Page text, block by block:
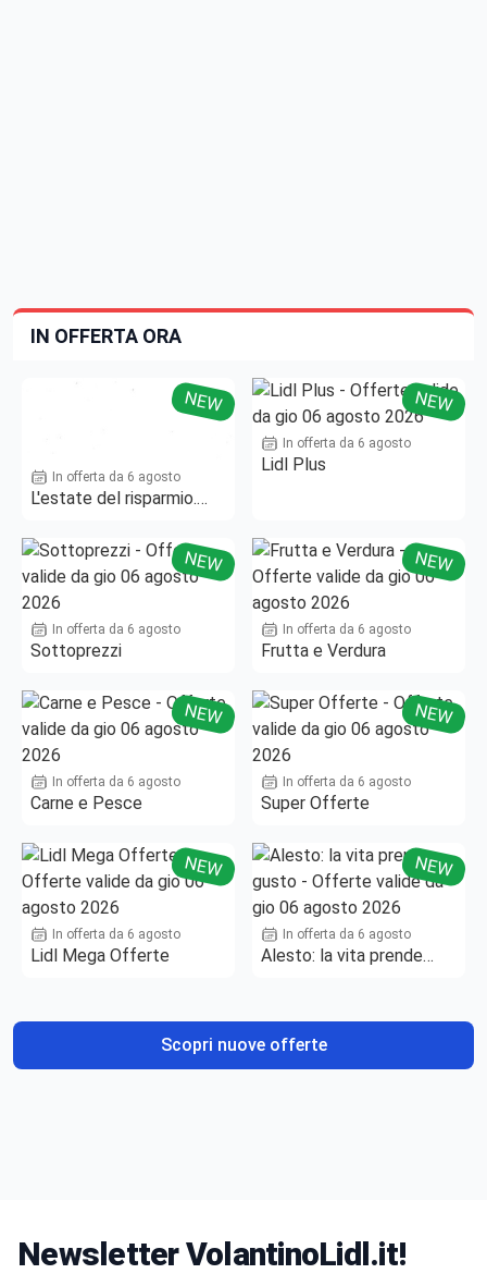
IN OFFERTA ORA
NEW
In offerta da 6 agosto
L'estate del risparmio.
NEW
In offerta da 6 agosto
Lidl Plus
NEW
In offerta da 6 agosto
Sottoprezzi
NEW
In offerta da 6 agosto
Frutta e Verdura
NEW
In offerta da 6 agosto
Carne e Pesce
NEW
In offerta da 6 agosto
Super Offerte
NEW
In offerta da 6 agosto
Lidl Mega Offerte
NEW
In offerta da 6 agosto
Alesto: la vita prende
Scopri nuove offerte
Newsletter VolantinoLidl.it!